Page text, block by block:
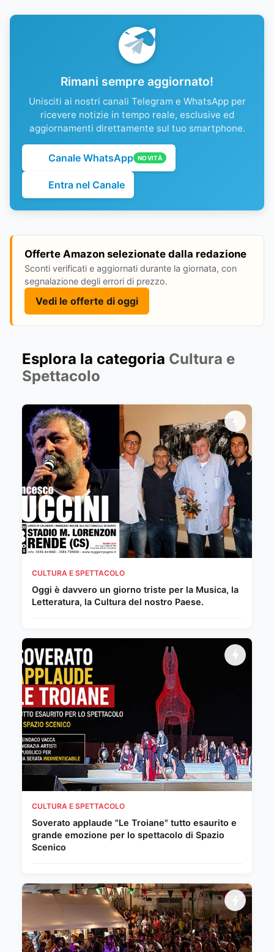
Rimani sempre aggiornato!
Unisciti ai nostri canali Telegram e WhatsApp per
ricevere notizie in tempo reale, esclusive ed
aggiornamenti direttamente sul tuo smartphone.
Canale WhatsApp NOVITÀ
Entra nel Canale
Offerte Amazon selezionate dalla redazione
Sconti verificati e aggiornati durante la giornata, con
segnalazione degli errori di prezzo.
Vedi le offerte di oggi
Esplora la categoria Cultura e
Spettacolo
CULTURA E SPETTACOLO
Oggi è davvero un giorno triste per la Musica, la
Letteratura, la Cultura del nostro Paese.
CULTURA E SPETTACOLO
Soverato applaude "Le Troiane" tutto esaurito e
grande emozione per lo spettacolo di Spazio
Scenico